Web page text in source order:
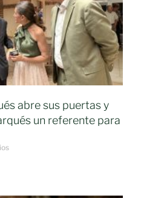
abre sus puertas y
un referente para